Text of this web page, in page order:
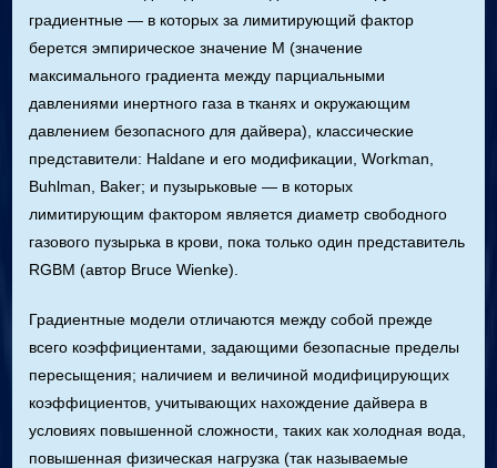
градиентные — в которых за лимитирующий фактор
берется эмпирическое значение М (значение
максимального градиента между парциальными
давлениями инертного газа в тканях и окружающим
давлением безопасного для дайвера), классические
представители: Haldane и его модификации, Workman,
Buhlman, Baker; и пузырьковые — в которых
лимитирующим фактором является диаметр свободного
газового пузырька в крови, пока только один представитель
RGBM (автор Bruce Wienke).
Градиентные модели отличаются между собой прежде
всего коэффициентами, задающими безопасные пределы
пересыщения; наличием и величиной модифицирующих
коэффициентов, учитывающих нахождение дайвера в
условиях повышенной сложности, таких как холодная вода,
повышенная физическая нагрузка (так называемые